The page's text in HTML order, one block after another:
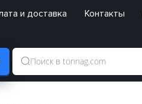
и доставка Контакты